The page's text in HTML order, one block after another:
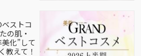
ストコ
の肌・
化”して
教えて！